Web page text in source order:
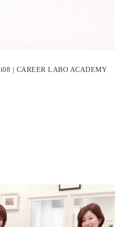
i08 | CAREER LABO ACADEMY